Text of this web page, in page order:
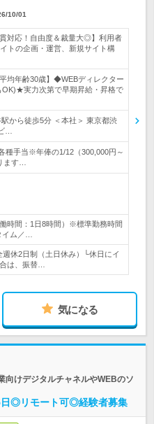
10/01
対応！自由度＆裁量大◎】利用者
トの企画・運営、新規サイト構
均年齢30歳】◆WEBディレクター
OK)★実力次第で早期昇給・昇格で
から徒歩5分 ＜本社＞ 東京都渋
…
種手当※年俸の1/12（300,000円～
ます…
時間：1日8時間）※標準勤務時間
ム／…
休2日制（土日休み）└休日にイ
は、振替…
気になる
向けデジタルチャネルやWEBのソ
日◎リモート可◎経験者募集